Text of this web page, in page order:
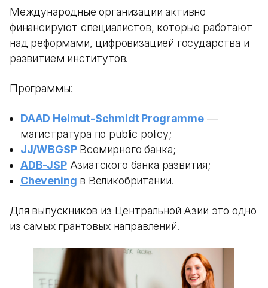
Международные организации активно
финансируют специалистов, которые работают
над реформами, цифровизацией государства и
развитием институтов.
Программы:
DAAD Helmut-Schmidt Programme—
магистратура по public policy;
JJ/WBGSP Всемирного банка;
ADB-JSPАзиатского банка развития;
Chevening в Великобритании.
Для выпускников из Центральной Азии это одно
из самых грантовых направлений.